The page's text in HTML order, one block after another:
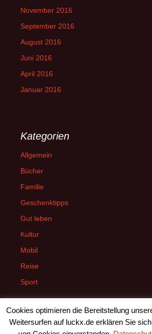
November 2016
September 2016
August 2016
Juni 2016
April 2016
Januar 2016
Kategorien
Allgemein
Bücher
Familie
Geschenktipps
Gut leben
Kultur
Mobil
Reise
Sport
Cookies optimieren die Bereitstellung
Weitersurfen auf luckx.de erklären Sie